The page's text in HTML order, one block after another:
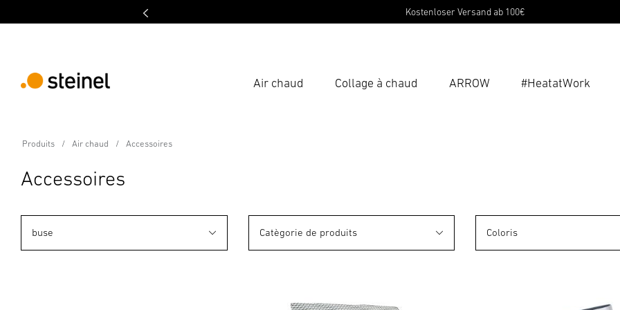
Kostenloser Versand ab 100€
Air chaud Collage à chaud ARROW #HeatatWork
Produits Air chaud Accessoires
Accessoires
buse Catègorie de produits Coloris